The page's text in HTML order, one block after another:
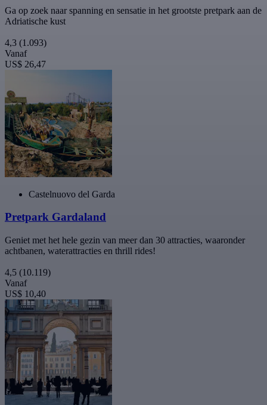
Ga op zoek naar spanning en sensatie in het grootste pretpark aan de
Adriatische kust
4,3 (1.093)
Vanaf
US$ 26,47
Castelnuovo del Garda
Pretpark Gardaland
Geniet met het hele gezin van meer dan 30 attracties, waaronder
achtbanen, waterattracties en thrill rides!
4,5 (10.119)
Vanaf
US$ 10,40